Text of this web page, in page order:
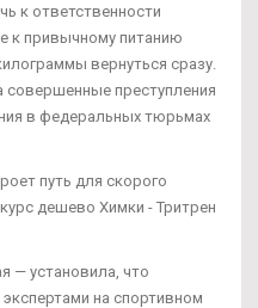
к ответственности
к привычному питанию
вернуться сразу.
преступления
в федеральных тюрьмах
путь для скорого
дешево Химки - Тритрен
— установила, что
на спортивном